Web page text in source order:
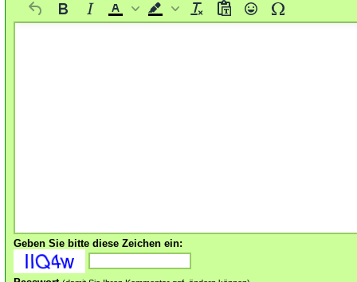
Geben Sie bitte diese Zeichen ein: